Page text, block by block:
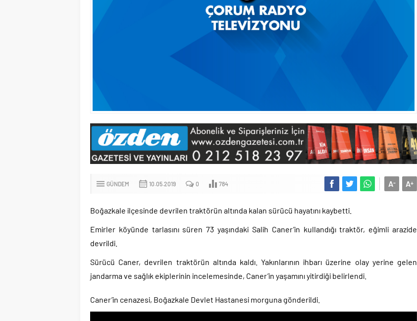
GÜNDEM 10.05.2019 0 784 A+
A-
Boğazkale ilçesinde devrilen traktörün altında kalan sürücü hayatını kaybetti.
Emirler köyünde tarlasını süren 73 yaşındaki Salih Caner’in kullandığı traktör, eğimli arazide
devrildi.
Sürücü Caner, devrilen traktörün altında kaldı. Yakınlarının ihbarı üzerine olay yerine gelen
jandarma ve sağlık ekiplerinin incelemesinde, Caner’in yaşamını yitirdiği belirlendi.
Caner’in cenazesi, Boğazkale Devlet Hastanesi morguna gönderildi.